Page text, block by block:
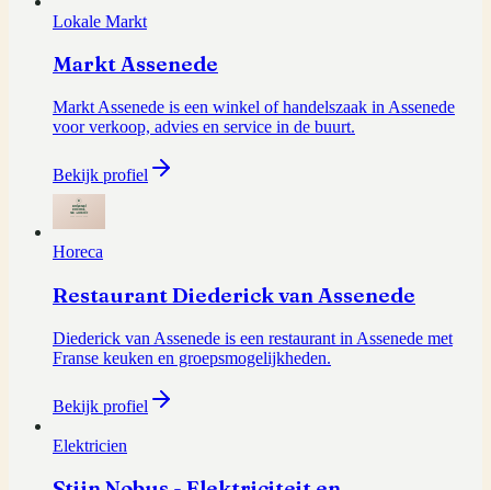
Lokale Markt
Markt Assenede
Markt Assenede is een winkel of handelszaak in Assenede
voor verkoop, advies en service in de buurt.
Bekijk profiel
Horeca
Restaurant Diederick van Assenede
Diederick van Assenede is een restaurant in Assenede met
Franse keuken en groepsmogelijkheden.
Bekijk profiel
Elektricien